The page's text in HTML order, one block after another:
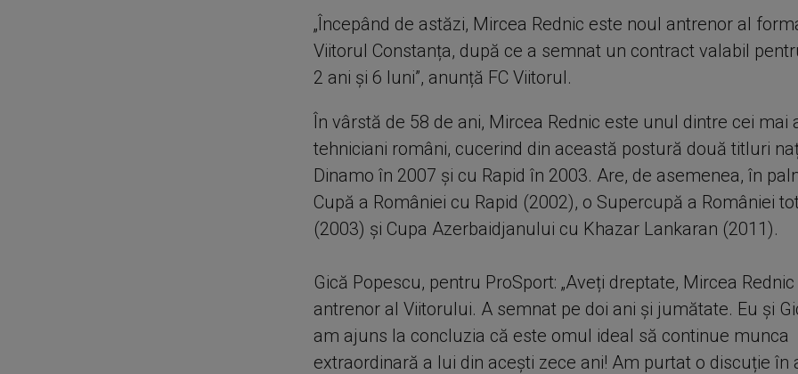
„Începând de astăzi, Mircea Rednic este noul antrenor al
Viitorul Constanța, după ce a semnat un contract valabil
2 ani și 6 luni”, anunță FC Viitorul.
În vârstă de 58 de ani, Mircea Rednic este unul dintre cei mai
tehniciani români, cucerind din această postură două titluri
Dinamo în 2007 și cu Rapid în 2003. Are, de asemenea, în
Cupă a României cu Rapid (2002), o Supercupă a României
(2003) și Cupa Azerbaidjanului cu Khazar Lankaran (2011).
Gică Popescu, pentru ProSport: „Aveți dreptate, Mircea
antrenor al Viitorului. A semnat pe doi ani și jumătate. Eu și
am ajuns la concluzia că este omul ideal să continue munca
extraordinară a lui din acești zece ani! Am purtat o discuție în